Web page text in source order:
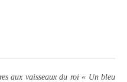
aux vaisseaux du roi « Un bleu